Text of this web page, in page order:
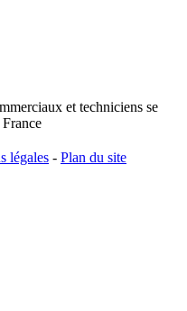
et techniciens se
légales - Plan du site